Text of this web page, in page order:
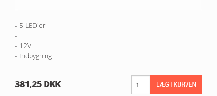
- 5 LED'er
-
- 12V
- Indbygning
381,25 DKK